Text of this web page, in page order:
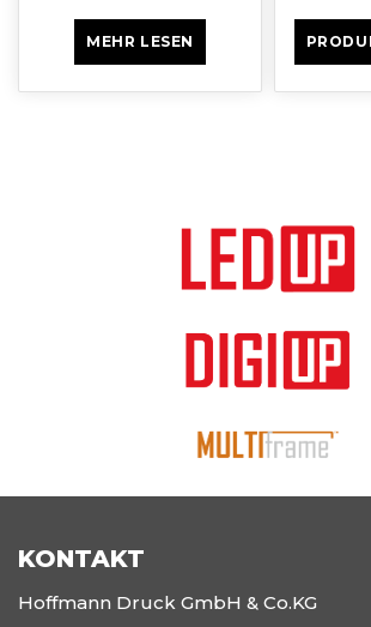
MEHR LESEN
KONTAKT
Hoffmann Druck GmbH & Co.KG